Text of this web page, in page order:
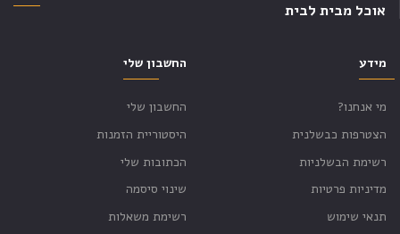
אוכל מבית לבית
החשבון שלי
החשבון שלי
היסטוריית הזמנות
הכתובות שלי
שינוי סיסמה
רשימת משאלות
מידע
מי אנחנו?
הצטרפות כבשלנית
רשימת הבשלניות
מדיניות פרטיות
תנאי שימוש